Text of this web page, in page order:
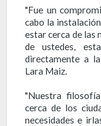
"Fue un
cabo la
estar cerca de las
de ustedes,
directamente a
Lara Maiz.
"Nuestra
cerca de los
necesidades e